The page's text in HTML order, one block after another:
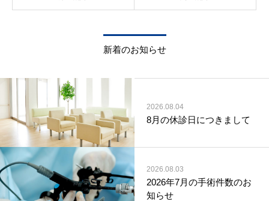
新着のお知らせ
2026.08.04
8月の休診日につきまして
2026.08.03
2026年7月の手術件数のお
知らせ